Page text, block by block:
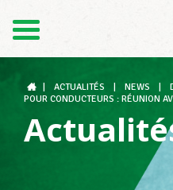
Le LCGB
ACTUALITÉS NEWS
POUR CONDUCTEURS : RÉUNION